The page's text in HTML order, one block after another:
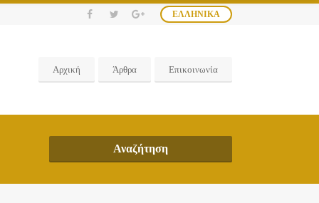
ΕΛΛΗΝΙΚΆ
Αρχική Άρθρα Επικοινωνία
Αναζήτηση